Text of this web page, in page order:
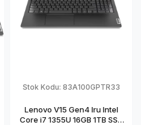
Stok Kodu: 83A100GPTR33
Lenovo V15 Gen4 Iru Intel
Core i7 1355U 16GB 1TB SSD